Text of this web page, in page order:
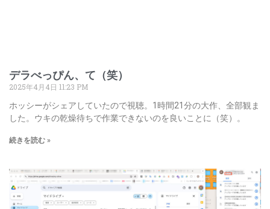
デラべっぴん、て（笑）
2025年4月4日 11:23 PM
ホッシーがシェアしていたので視聴。1時間21分の大作、全部観ま
した。ウキの乾燥待ちで作業できないのを良いことに（笑）。
続きを読む »